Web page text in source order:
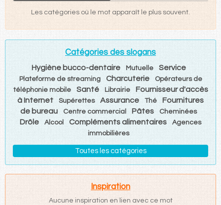
Les catégories où le mot apparaît le plus souvent.
Catégories des slogans
Hygiène bucco-dentaire Mutuelle Service
Plateforme de streaming Charcuterie
Opérateurs de
téléphonie mobile
Santé Librairie
Fournisseur d'accès
à Internet
Supérettes Assurance Thé
Fournitures
de bureau
Centre commercial Pâtes Cheminées
Drôle Alcool Compléments alimentaires
Agences
immobilières
Toutes les catégories
Inspiration
Aucune inspiration en lien avec ce mot